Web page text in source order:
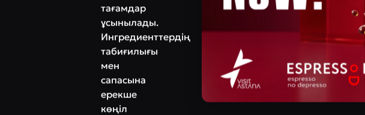
тағамдар
ұсынылады.
Ингредиенттердің
табиғилығы
мен
сапасына
ерекше
көңіл